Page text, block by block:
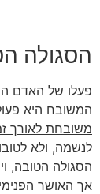
הסגולה
פעלו של האדם
המשובח היא
משובחת לאורך
לנשמה, ולא
הסגולה הטובה,
אך האושר